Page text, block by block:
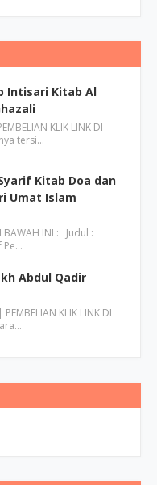
Intisari Kitab Al
KLIK LINK DI
tersi…
Kitab Doa dan
Umat Islam
BAWAH INI : Judul :
Pe…
Abdul Qadir
KLIK LINK DI